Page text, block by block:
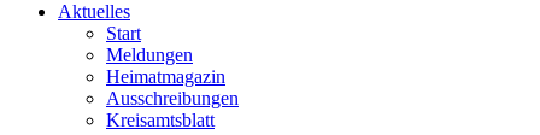
Aktuelles
Start
Meldungen
Heimatmagazin
Ausschreibungen
Kreisamtsblatt